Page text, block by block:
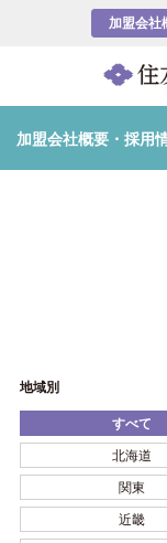
加盟会社
加盟会社概要・採用
地域別
すべて
北海道
関東
近畿